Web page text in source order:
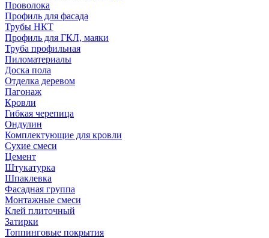
Проволока
Профиль для фасада
Трубы НКТ
Профиль для ГКЛ, маяки
Труба профильная
Пиломатериалы
Доска пола
Отделка деревом
Пагонаж
Кровли
Гибкая черепица
Ондулин
Комплектующие для кровли
Сухие смеси
Цемент
Штукатурка
Шпаклевка
Фасадная группа
Монтажные смеси
Клей плиточный
Затирки
Топпинговые покрытия